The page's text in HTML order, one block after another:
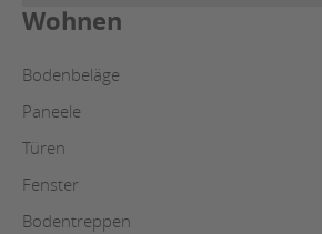
Wohnen
Bodenbeläge
Paneele
Türen
Fenster
Bodentreppen